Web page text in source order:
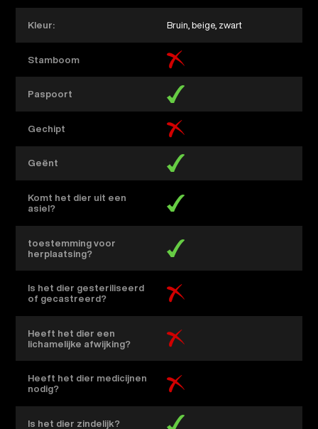
Kleur: Bruin, beige, zwart
Stamboom
Paspoort
Gechipt
Geënt
Komt het dier uit een
asiel?
toestemming voor
herplaatsing?
Is het dier gesteriliseerd
of gecastreerd?
Heeft het dier een
lichamelijke afwijking?
Heeft het dier medicijnen
nodig?
Is het dier zindelijk?